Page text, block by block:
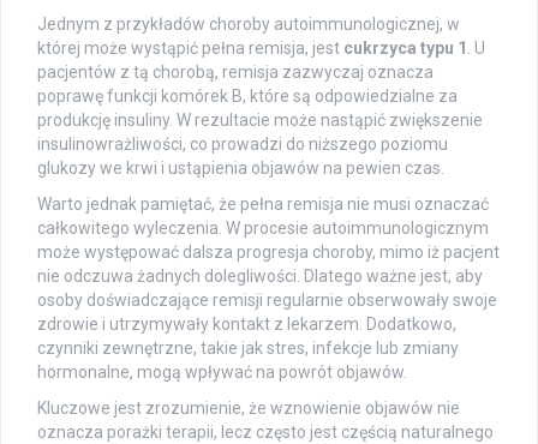
Jednym z przykładów choroby autoimmunologicznej, w
której może wystąpić pełna remisja, jest cukrzyca typu 1 . U
pacjentów z tą chorobą, remisja zazwyczaj oznacza
poprawę funkcji komórek B, które są odpowiedzialne za
produkcję insuliny. W rezultacie może nastąpić zwiększenie
insulinowrażliwości, co prowadzi do niższego poziomu
glukozy we krwi i ustąpienia objawów na pewien czas.
Warto jednak pamiętać, że pełna remisja nie musi oznaczać
całkowitego wyleczenia. W procesie autoimmunologicznym
może występować dalsza progresja choroby, mimo iż pacjent
nie odczuwa żadnych dolegliwości. Dlatego ważne jest, aby
osoby doświadczające remisji regularnie obserwowały swoje
zdrowie i utrzymywały kontakt z lekarzem. Dodatkowo,
czynniki zewnętrzne, takie jak stres, infekcje lub zmiany
hormonalne, mogą wpływać na powrót objawów.
Kluczowe jest zrozumienie, że wznowienie objawów nie
oznacza porażki terapii, lecz często jest częścią naturalnego